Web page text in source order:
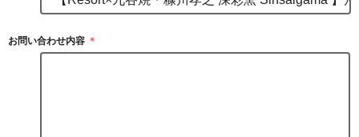
お問い合わせ内容 ＊